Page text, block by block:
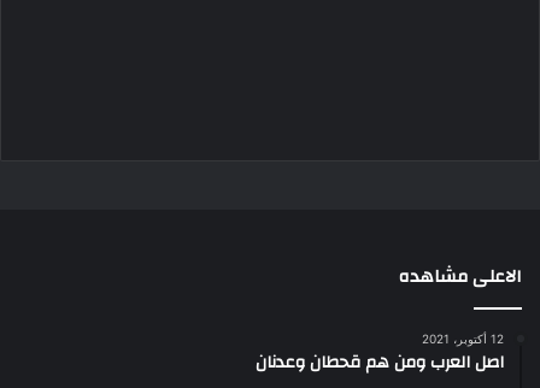
الاعلى مشاهده
12 أكتوبر، 2021
اصل العرب ومن هم قحطان وعدنان